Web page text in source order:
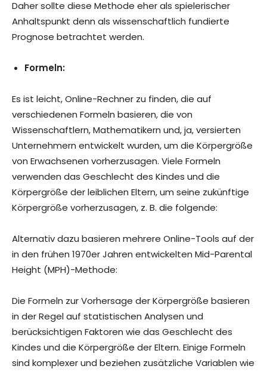
Daher sollte diese Methode eher als spielerischer
Anhaltspunkt denn als wissenschaftlich fundierte
Prognose betrachtet werden.
Formeln:
Es ist leicht, Online-Rechner zu finden, die auf
verschiedenen Formeln basieren, die von
Wissenschaftlern, Mathematikern und, ja, versierten
Unternehmern entwickelt wurden, um die Körpergröße
von Erwachsenen vorherzusagen. Viele Formeln
verwenden das Geschlecht des Kindes und die
Körpergröße der leiblichen Eltern, um seine zukünftige
Körpergröße vorherzusagen, z. B. die folgende:
Alternativ dazu basieren mehrere Online-Tools auf der
in den frühen 1970er Jahren entwickelten Mid-Parental
Height (MPH)-Methode:
Die Formeln zur Vorhersage der Körpergröße basieren
in der Regel auf statistischen Analysen und
berücksichtigen Faktoren wie das Geschlecht des
Kindes und die Körpergröße der Eltern. Einige Formeln
sind komplexer und beziehen zusätzliche Variablen wie